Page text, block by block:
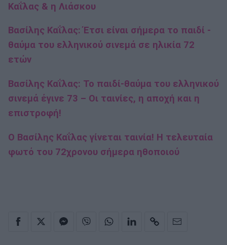
Καΐλας & η Λιάσκου
Βασίλης Καΐλας: Έτσι είναι σήμερα το παιδί -
θαύμα του ελληνικού σινεμά σε ηλικία 72
ετών
Βασίλης Καΐλας: Το παιδί-θαύμα του ελληνικού
σινεμά έγινε 73 – Οι ταινίες, η αποχή και η
επιστροφή!
Ο Βασίλης Καΐλας γίνεται ταινία! Η τελευταία
φωτό του 72χρονου σήμερα ηθοποιού